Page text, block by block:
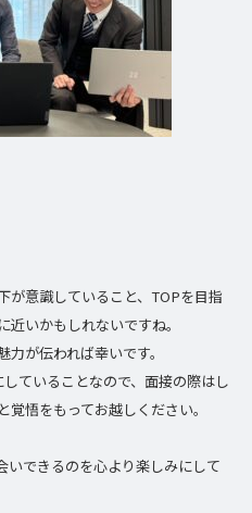
が意識していること、TOPを目指
いかもしれないですね。
が伝われば幸いです。
ていることなので、面接の際はし
悟をもってお越しください。
いできるのを心より楽しみにして